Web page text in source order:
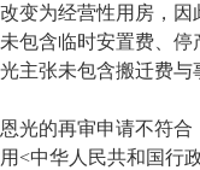
变为经营性用房，
包含临时安置费、
主张未包含搬迁费与
的再审申请不符合
<中华人民共和国行